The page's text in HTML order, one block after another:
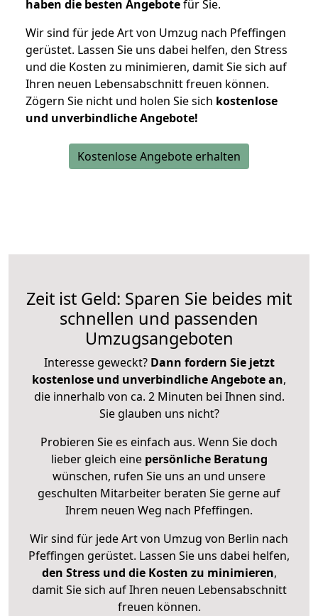
haben die besten Angebotefür Sie.
Wir sind für jede Art von Umzug nach Pfeffingen
gerüstet. Lassen Sie uns dabei helfen, den Stress
und die Kosten zu minimieren, damit Sie sich auf
Ihren neuen Lebensabschnitt freuen können.
Zögern Sie nicht und holen Sie sich kostenlose
und unverbindliche Angebote!
Kostenlose Angebote erhalten
Zeit ist Geld: Sparen Sie beides mit
schnellen und passenden
Umzugsangeboten
Interesse geweckt? Dann fordern Sie jetzt
kostenlose und unverbindliche Angebote an,
die innerhalb von ca. 2 Minuten bei Ihnen sind.
Sie glauben uns nicht?
Probieren Sie es einfach aus. Wenn Sie doch
lieber gleich eine persönliche Beratung
wünschen, rufen Sie uns an und unsere
geschulten Mitarbeiter beraten Sie gerne auf
Ihrem neuen Weg nach Pfeffingen.
Wir sind für jede Art von Umzug von Berlin nach
Pfeffingen gerüstet. Lassen Sie uns dabei helfen,
den Stress und die Kosten zu minimieren,
damit Sie sich auf Ihren neuen Lebensabschnitt
freuen können.